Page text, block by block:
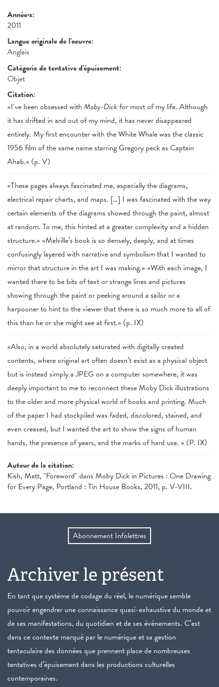
Année·s:
2011
Langue originale de l'oeuvre:
Anglais
Catégorie de tentative d'épuisement:
Objet
Citation:
«I've been obsessed with Moby-Dickfor most of my life. Although
it has drifted in and out of my mind, it has never disappeared
entirely. My first encounter with the White Whale was the classic
1956 film of the same name starring Gregory peck as Captain
Ahab.» (p. V)
«These pages always fascinated me, especially the diagrams,
electrical repair charts, and maps. […] I was fascinated with the way
certain elements of the diagrams showed through the paint, almost
at random. To me, this hinted at a greater complexity and a hidden
structure.» «Melville’s book is so densely, deeply, and at times
confusingly layered with narrative and symbolism that I wanted to
mirror that structure in the art I was making.» «With each image, I
wanted there to be bits of text or strange lines and pictures
showing through the paint or peeking around a sailor or a
harpooner to hint to the viewer that there is so much more to all of
this than he or she might see at first.» (p. IX)
«Also, in a world absolutely saturated with digitally created
contents, where original art often doesn’t exist as a physical object
but is instead simply a JPEG on a computer somewhere, it was
deeply important to me to reconnect these Moby Dick illustrations
to the older and more physical world of books and printing. Much
of the paper I had stockpiled was faded, discolored, stained, and
even creased, but I wanted the art to show the signs of human
hands, the presence of years, and the marks of hard use. » (P. IX)
Auteur de la citation:
Kish, Matt, "Foreword" dans Moby Dick in Pictures : One Drawing
for Every Page, Portland : Tin House Books, 2011, p. V-VIII.
Abonnement Infolettres
Archiver le présent
En tant que système de codage du réel, le numérique semble
pouvoir engendrer une connaissance quasi-exhaustive du monde et
de ses manifestations, du quotidien et de ses événements. C’est
dans ce contexte marqué par le numérique et sa gestion
tentaculaire des données que prennent place de nombreuses
tentatives d’épuisement dans les productions culturelles
contemporaines.